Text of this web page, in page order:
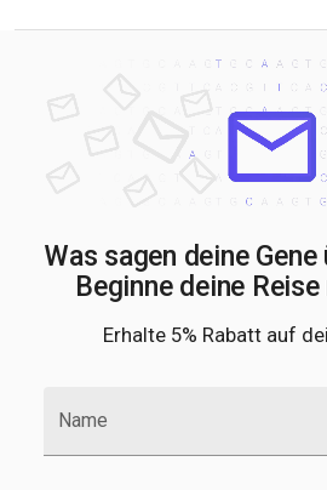
Was sagen deine
Beginne deine
Erhalte 5% Rabatt auf
Name